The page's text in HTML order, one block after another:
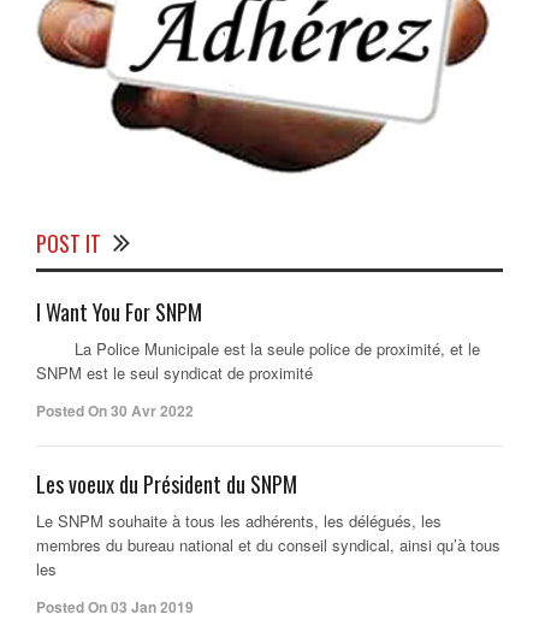
POST IT
I Want You For SNPM
La Police Municipale est la seule police de proximité, et le
SNPM est le seul syndicat de proximité
Posted On 30 Avr 2022
Les voeux du Président du SNPM
Le SNPM souhaite à tous les adhérents, les délégués, les
membres du bureau national et du conseil syndical, ainsi qu’à tous
les
Posted On 03 Jan 2019